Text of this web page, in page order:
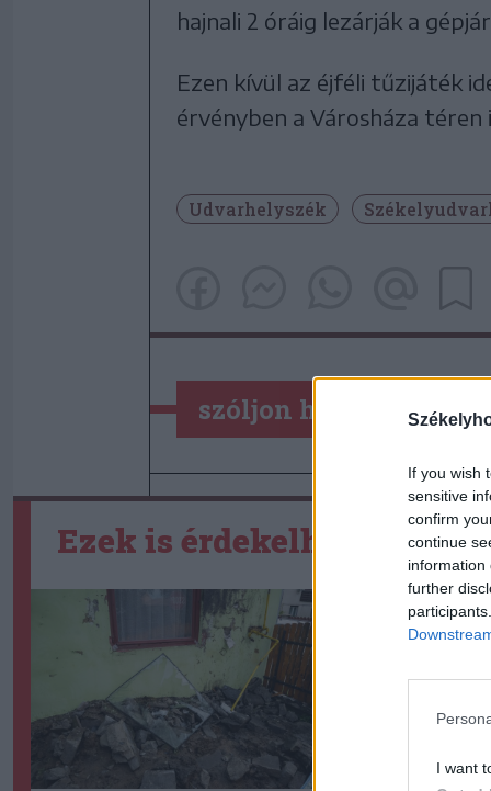
If you wish
sensitive
confirm
continue
information
further
I want
hajnali 2 óráig lezárják a
Ezen kívül az éjféli tűzijáték
érvényben a Városháza téren
Udvarhelyszék
szóljon hozzá!
Ezek is érdekelhetik